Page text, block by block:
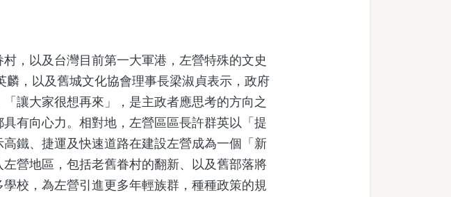
以及台灣目前第一大軍港，左營特殊的文史
，以及舊城文化協會理事長梁淑貞表示，政府
讓大家很想再來」，是主政者應思考的方向之
有向心力。相對地，左營區區長許群英以「提
鐵、捷運及快速道路在建設左營成為一個「新
營地區，包括老舊眷村的翻新、以及舊部落將
校，為左營引進更多年輕族群，種種政策的規